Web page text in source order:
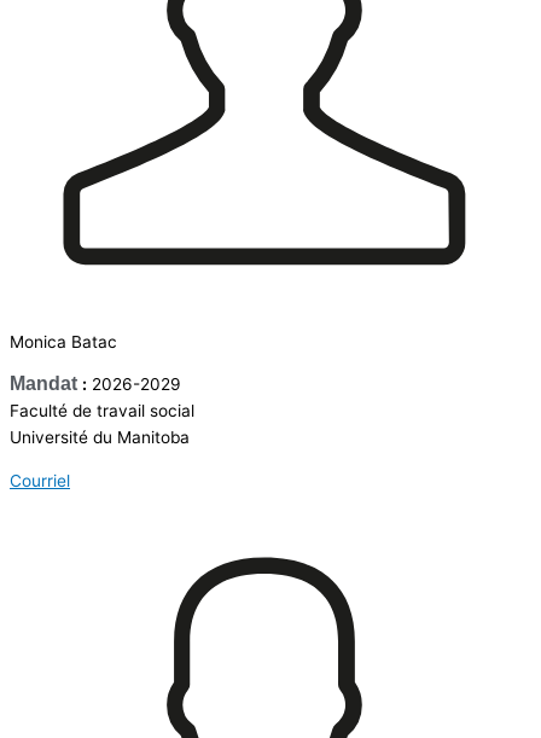
Monica Batac
Mandat : 2026-2029
Faculté de travail social
Université du Manitoba
Courriel